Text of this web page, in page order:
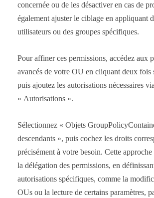
concernée ou de les désactiver en cas de
également ajuster le ciblage en appliquant
utilisateurs ou des groupes spécifiques.
Pour affiner ces permissions, accédez aux
avancés de votre OU en cliquant deux fois
puis ajoutez les autorisations nécessaires
« Autorisations ».
Sélectionnez « Objets
descendants », puis cochez les droits
précisément à votre besoin. Cette
la délégation des permissions, en
autorisations spécifiques, comme la
OUs ou la lecture de certains paramètres,